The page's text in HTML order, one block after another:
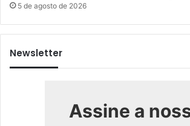
5 de agosto de 2026
Newsletter
Assine a